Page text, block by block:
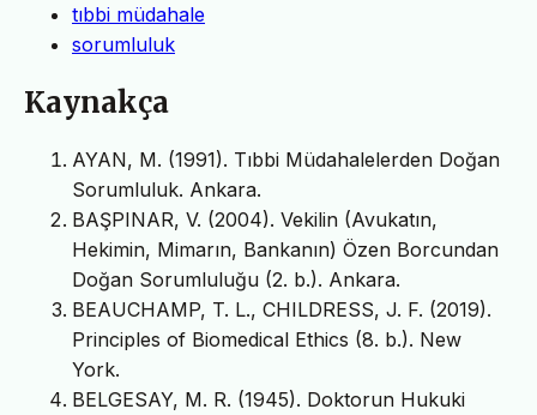
tıbbi müdahale
sorumluluk
Kaynakça
AYAN, M. (1991). Tıbbi Müdahalelerden Doğan
Sorumluluk. Ankara.
BAŞPINAR, V. (2004). Vekilin (Avukatın,
Hekimin, Mimarın, Bankanın) Özen Borcundan
Doğan Sorumluluğu (2. b.). Ankara.
BEAUCHAMP, T. L., CHILDRESS, J. F. (2019).
Principles of Biomedical Ethics (8. b.). New
York.
BELGESAY, M. R. (1945). Doktorun Hukuki